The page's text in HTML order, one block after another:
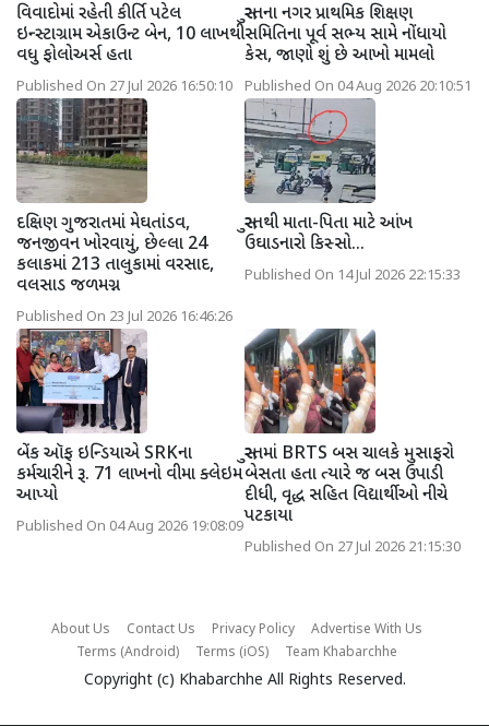
વિવાદોમાં રહેતી કીર્તિ પટેલ
ઇન્સ્ટાગ્રામ એકાઉન્ટ બેન, 10 લાખથી
વધુ ફોલોઅર્સ હતા
Published On 27 Jul 2026 16:50:10
સુરતના નગર પ્રાથમિક શિક્ષણ
સમિતિના પૂર્વ સભ્ય સામે નોંધાયો
કેસ, જાણો શું છે આખો મામલો
Published On 04 Aug 2026 20:10:51
દક્ષિણ ગુજરાતમાં મેઘતાંડવ,
જનજીવન ખોરવાયું, છેલ્લા 24
કલાકમાં 213 તાલુકામાં વરસાદ,
વલસાડ જળમગ્ન
Published On 23 Jul 2026 16:46:26
સુરતથી માતા-પિતા માટે આંખ
ઉઘાડનારો કિસ્સો...
Published On 14 Jul 2026 22:15:33
બેંક ઑફ ઇન્ડિયાએ SRKના
કર્મચારીને રૂ. 71 લાખનો વીમા ક્લેઇમ
આપ્યો
Published On 04 Aug 2026 19:08:09
સુરતમાં BRTS બસ ચાલકે મુસાફરો
બેસતા હતા ત્યારે જ બસ ઉપાડી
દીધી, વૃદ્ધ સહિત વિદ્યાર્થીઓ નીચે
પટકાયા
Published On 27 Jul 2026 21:15:30
About Us Contact Us Privacy Policy
Advertise With Us
Terms (Android)
Terms (iOS) Team Khabarchhe
Copyright (c) Khabarchhe All Rights Reserved.